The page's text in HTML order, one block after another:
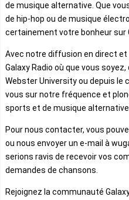
de musique alternative. Que
de hip-hop ou de musique
certainement votre bonheur sur
Avec notre diffusion en direct
Galaxy Radio où que vous
Webster University ou depuis le
vous sur notre fréquence et
sports et de musique
Pour nous contacter, vous
ou nous envoyer un e-mail à
serions ravis de recevoir vos
demandes de chansons.
Rejoignez la communauté